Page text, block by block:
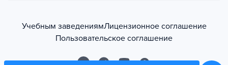
Учебным заведениямЛицензионное соглашение
Пользовательское соглашение